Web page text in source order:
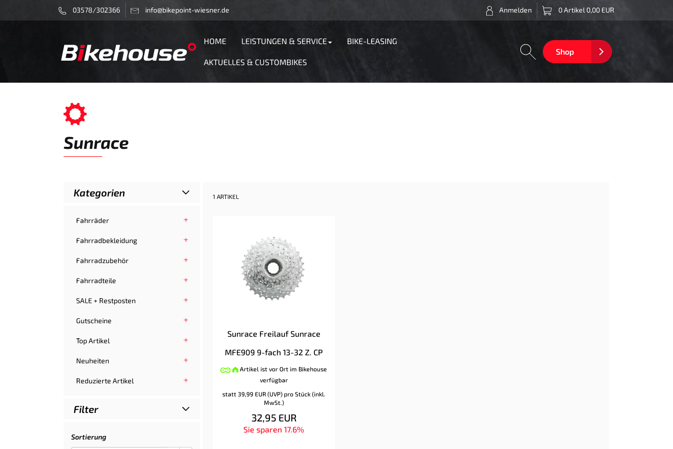
03578/302366 info@bikepoint-wiesner.de 0 Artikel 0,00 EUR
Anmelden
Shop
HOME LEISTUNGEN & SERVICE BIKE-LEASING
AKTUELLES & CUSTOMBIKES
Sunrace
Kategorien
Fahrräder
Fahrradbekleidung
Fahrradzubehör
Fahrradteile
SALE + Restposten
Gutscheine
Top Artikel
Neuheiten
Reduzierte Artikel
Filter
Sortierung
1 ARTIKEL
Sunrace Freilauf Sunrace
MFE909 9-fach 13-32 Z. CP
Artikel ist vor Ort im Bikehouse
verfügbar
statt 39,99 EUR(UVP) pro Stück (inkl.
MwSt.)
32,95 EUR
Sie sparen 17.6%